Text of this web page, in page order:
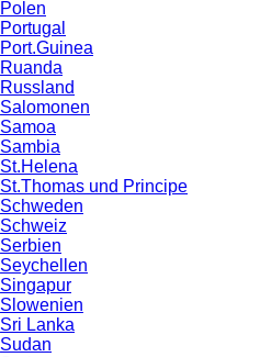
Polen
Portugal
Port.Guinea
Ruanda
Russland
Salomonen
Samoa
Sambia
St.Helena
St.Thomas und Principe
Schweden
Schweiz
Serbien
Seychellen
Singapur
Slowenien
Sri Lanka
Sudan